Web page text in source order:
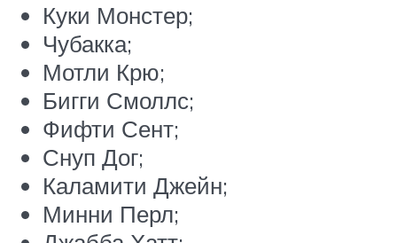
Куки Монстер;
Чубакка;
Мотли Крю;
Бигги Смоллс;
Фифти Сент;
Снуп Дог;
Каламити Джейн;
Минни Перл;